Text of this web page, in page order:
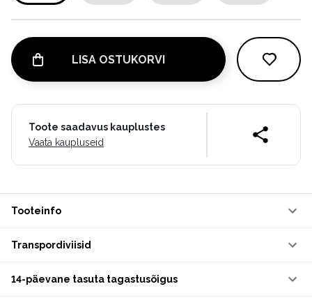
LISA OSTUKORVI
Toote saadavus kauplustes
Vaata kaupluseid
Tooteinfo
Transpordiviisid
14-päevane tasuta tagastusõigus